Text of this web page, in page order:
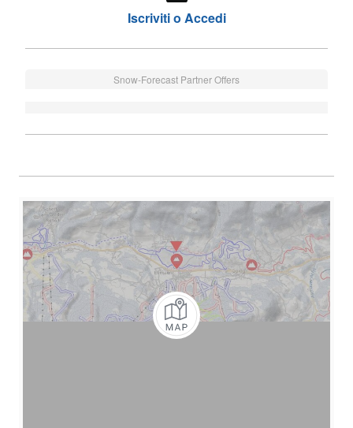
Iscriviti o Accedi
Snow-Forecast Partner Offers